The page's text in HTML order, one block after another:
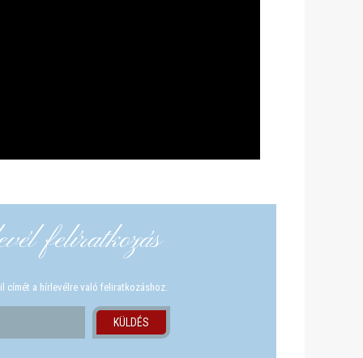
felíratkozás
címét a hírlevélre való feliratkozáshoz.